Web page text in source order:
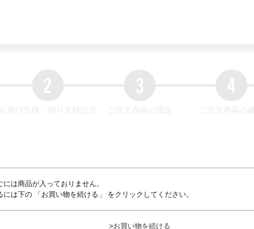
は商品が入っておりません。
には下の 「お買い物を続ける」 をクリックしてください。
>